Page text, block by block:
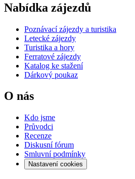
Nabídka zájezdů
Poznávací zájezdy a turistika
Letecké zájezdy
Turistika a hory
Ferratové zájezdy
Katalog ke stažení
Dárkový poukaz
O nás
Kdo jsme
Průvodci
Recenze
Diskusní fórum
Smluvní podmínky
Nastavení cookies